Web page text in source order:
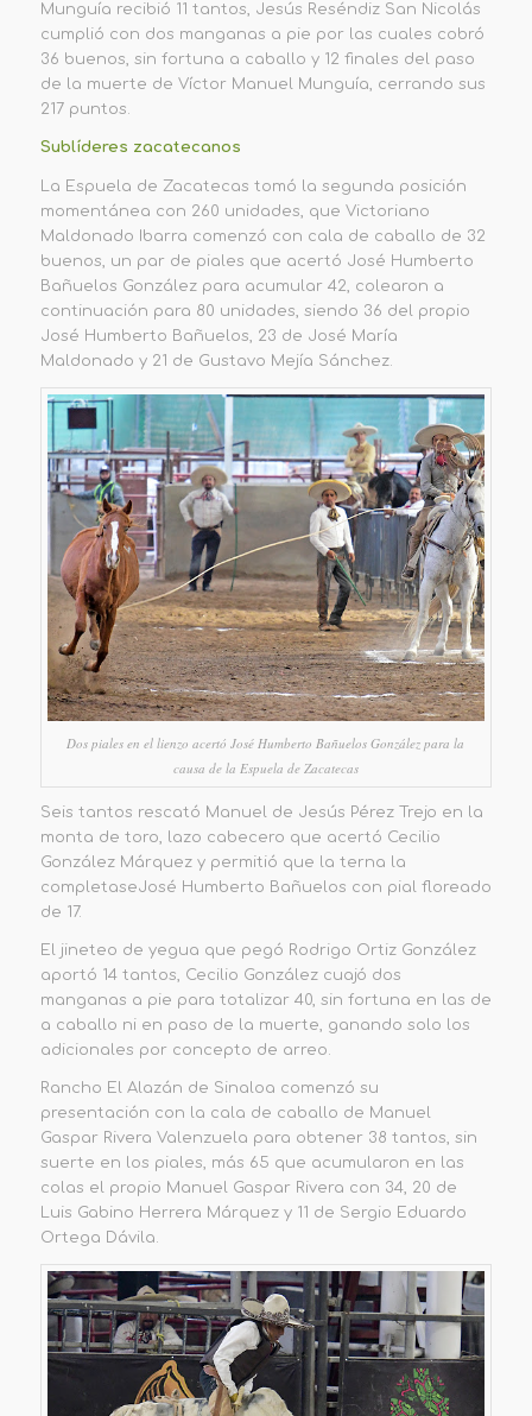
Munguía recibió 11 tantos, Jesús Reséndiz San Nicolás
cumplió con dos manganas a pie por las cuales cobró
36 buenos, sin fortuna a caballo y 12 finales del paso
de la muerte de Víctor Manuel Munguía, cerrando sus
217 puntos.
Sublíderes zacatecanos
La Espuela de Zacatecas tomó la segunda posición
momentánea con 260 unidades , que Victoriano
Maldonado Ibarra comenzó con cala de caballo de 32
buenos,
un par de piales que acertó José Humberto
Bañuelos González para acumular 42, colearon a
continuación para 80 unidades, siendo 36 del
propio
José Humberto Bañuelos, 23 de José María
Maldonado y 21 de Gustavo Mejía Sánchez.
Dos piales en el lienzo acertó José Humberto Bañuelos González para la
causa de la Espuela de Zacatecas
Seis tantos rescató Manuel de Jesús Pérez Trejo en la
monta de toro, lazo cabecero que acertó Cecilio
González Márquez y permitió que la terna la
completaseJosé Humberto Bañuelos con pial floreado
de 17.
El jineteo de yegua que pegó Rodrigo Ortiz González
aportó 14 tantos,
Cecilio González cuajó dos
manganas a pie para totalizar 40, sin fortuna en las de
a caballo ni en paso de la muerte, ganando solo los
adicionales por concepto de arreo
Rancho El Alazán de Sinaloa comenzó su
presentación con la cala de caballo de Manuel
Gaspar Rivera Valenzuela para obtener 38 tantos, sin
suerte en los piales, más 65 que acumularon en las
colas el propio Manuel Gaspar Rivera con 34, 20 de
Luis Gabino Herrera Márquez y 11 de Sergio Eduardo
Ortega Dávila.